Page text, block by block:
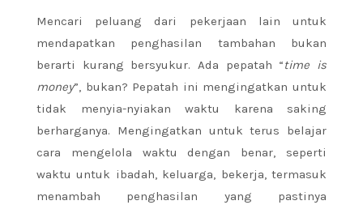
Mencari peluang dari pekerjaan lain untuk
mendapatkan penghasilan tambahan bukan
berarti kurang bersyukur. Ada pepatah “time is
money”, bukan? Pepatah ini mengingatkan untuk
tidak menyia-nyiakan waktu karena saking
berharganya. Mengingatkan untuk terus belajar
cara mengelola waktu dengan benar, seperti
waktu untuk ibadah, keluarga, bekerja, termasuk
menambah penghasilan yang pastinya